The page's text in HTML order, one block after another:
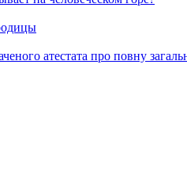
атестата про повну